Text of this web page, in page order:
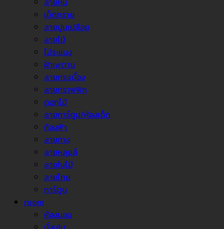
เม็ดทราย
ลายปูนเปลือย
ลายไม้
ไม้ระแนง
ฝ้าเพดาน
ลายกระเบื้อง
ลายกราฟฟิก
ดอกไม้
ลายการ์ตูน/ห้องเด็ก
ท้องฟ้า
ลายทาง
ลายหลุยส์
ลายใบไม้
ลายไทย
การ์ตูน
room
ห้องนอน